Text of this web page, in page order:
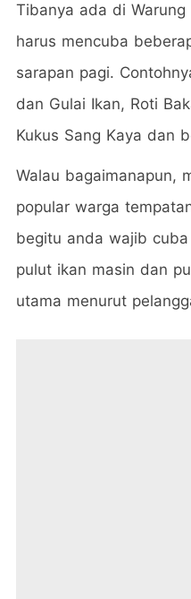
Tibanya ada di
harus mencuba
sarapan pagi.
dan Gulai Ikan, Roti
Kukus Sang Kaya dan
Walau bagaimanapun,
popular warga
begitu anda wajib
pulut ikan masin dan
utama menurut